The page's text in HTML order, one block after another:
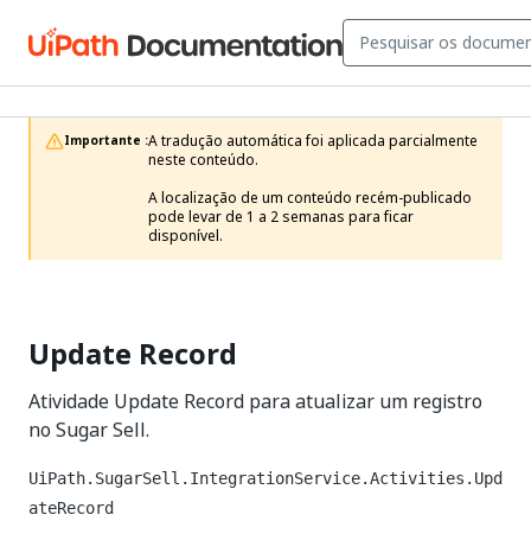
Importante :A tradução automática foi aplicada parcialmente
neste conteúdo.
A localização de um conteúdo recém-publicado
pode levar de 1 a 2 semanas para ficar
disponível.
Update Record
Atividade Update Record para atualizar um registro
no Sugar Sell.
UiPath.SugarSell.IntegrationService.Activities.Upd
ateRecord